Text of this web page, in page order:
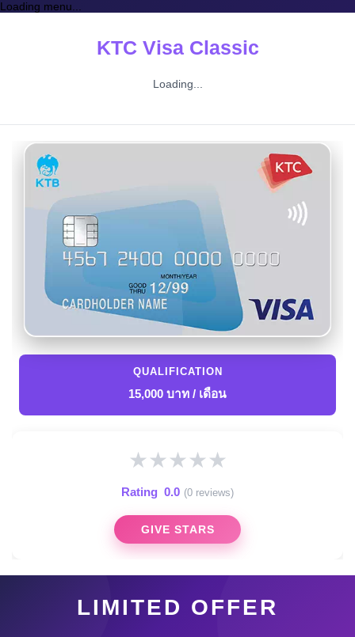
Loading menu...
KTC Visa Classic
Loading...
QUALIFICATION
15,000 บาท / เดือน
★★★★★
Rating 0.0 (0 reviews)
GIVE STARS
LIMITED OFFER